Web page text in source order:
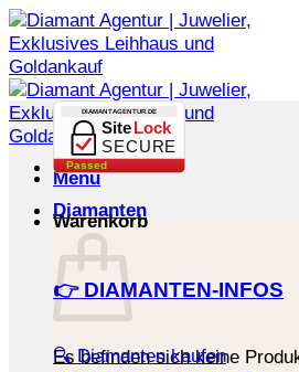
Zum
Inhalt
springen
Menü
Warenkorb
Es befinden sich keine
DIAMANTAGENTUR.DE
Site Lock
SECURE
Passed
Diamanten
👉 DIAMANTEN-INFOS
🔍 Diamanten kaufen